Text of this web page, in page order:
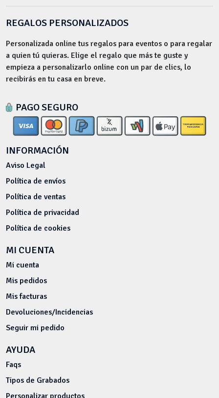
REGALOS PERSONALIZADOS
Personalizada online tus regalos para eventos o para regalar
a quien tú quieras. Elige el regalo que más te guste y
empieza a personalizarlo online con un par de clics, lo
recibirás en tu casa en breve.
PAGO SEGURO
INFORMACIÓN
Aviso Legal
Política de envíos
Política de ventas
Política de privacidad
Política de cookies
MI CUENTA
Mi cuenta
Mis pedidos
Mis facturas
Devoluciones/Incidencias
Seguir mi pedido
AYUDA
Faqs
Tipos de Grabados
Personalizar productos